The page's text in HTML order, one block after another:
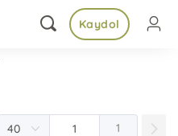
Kaydol
1